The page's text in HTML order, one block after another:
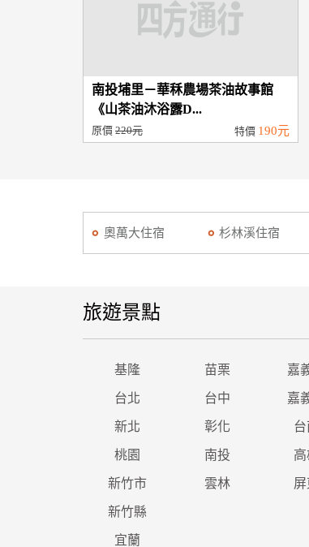
南投埔里－華秝農場茶油故事館
《山茶油沐浴露D...
原價 220元 特價 190元
奧萬大住宿 杉林溪住宿
旅遊景點
基隆 苗栗 嘉
台北 台中 嘉
新北 彰化 台
桃園 南投 高
新竹市 雲林 屏
新竹縣
宜蘭